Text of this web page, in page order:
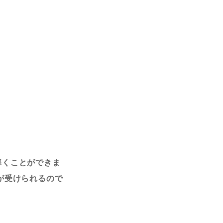
ことができま
受けられるので